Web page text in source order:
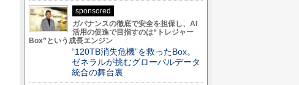
sponsored
ガバナンスの徹底で安全を担保し、AI
活用の促進で目指すのは“トレジャー
Box”という成長エンジン
“120TB消失危機”を救ったBox。
ゼネラルが挑むグローバルデータ
統合の舞台裏